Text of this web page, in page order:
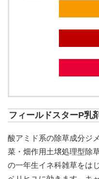
フィールドスターP乳
酸アミド系の除草成分ジ
菜・畑作用土壌処理型除
の一年生イネ科雑草をはじ